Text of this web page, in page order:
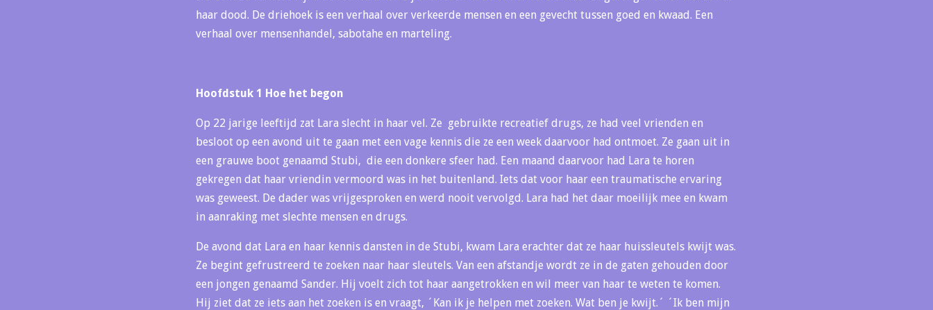
haar dood. De driehoek is een verhaal over verkeerde mensen en een gevecht tussen goed en kwaad. Een
verhaal over mensenhandel, sabotahe en marteling.
Hoofdstuk 1 Hoe het begon
Op 22 jarige leeftijd zat Lara slecht in haar vel. Ze gebruikte recreatief drugs, ze had veel vrienden en
besloot op een avond uit te gaan met een vage kennis die ze een week daarvoor had ontmoet. Ze gaan uit in
een grauwe boot genaamd Stubi, die een donkere sfeer had. Een maand daarvoor had Lara te horen
gekregen dat haar vriendin vermoord was in het buitenland. Iets dat voor haar een traumatische ervaring
was geweest. De dader was vrijgesproken en werd nooit vervolgd. Lara had het daar moeilijk mee en kwam
in aanraking met slechte mensen en drugs.
De avond dat Lara en haar kennis dansten in de Stubi, kwam Lara erachter dat ze haar huissleutels kwijt was.
Ze begint gefrustreerd te zoeken naar haar sleutels. Van een afstandje wordt ze in de gaten gehouden door
een jongen genaamd Sander. Hij voelt zich tot haar aangetrokken en wil meer van haar te weten te komen.
Hij ziet dat ze iets aan het zoeken is en vraagt, ´Kan ik je helpen met zoeken. Wat ben je kwijt.´ ´Ik ben mijn